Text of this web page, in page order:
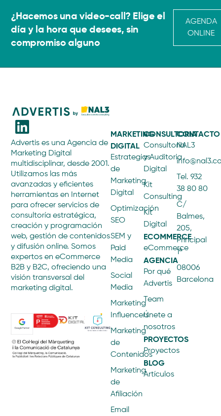
¿Hacemos una video-call? Elige el
día y la hora que desees, sin
compromiso alguno
AGENDA
ONLINE
Advertis es una Agencia de
Marketing Digital
multidisciplinar, desde 2001.
Utilizamos las más
avanzadas y eficientes
herramientas en Internet
para ofrecer servicios de
consultoría estratégica,
creación y programación
web, gestión de contenidos
y difusión online. Somos
expertos en eCommerce
B2B y B2C, ofreciendo una
visión transversal del
marketing digital.
MARKETING
DIGITAL
Estrategias
de
Marketing
Digital
Optimización
SEO
SEM y
Paid
Media
Social
Media
Marketing
Influencers
Marketing
de
Contenidos
Marketing
de
Afiliación
Email
CONSULTORIA
Consultoría
y Auditoria
Digital
Kit
Consulting
Kit
Digital
ECOMMERCE
eCommerce
AGENCIA
Por qué
Advertis
Team
Únete a
nosotros
PROYECTOS
Proyectos
BLOG
Artículos
CONTACTO
NAL3
Tel. 932
38 80 80
C/
Balmes,
205,
Principal
1ª
08006
Barcelona